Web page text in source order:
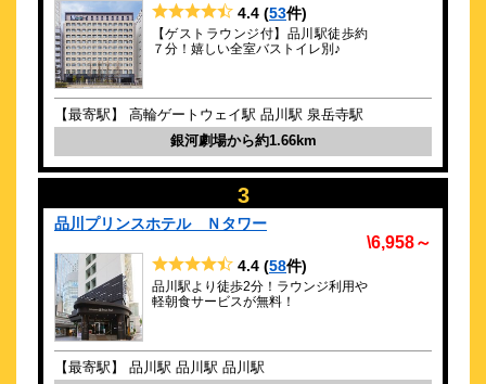
品川駅直結。新幹線改札口から出てすぐ。羽田空港へも電車で
一本！
約 1.27 km
スーパーホテル品川・青物横丁 高濃度
炭酸泉 銀杏の湯
\3,750～
110
チェックイン&アウト当日の荷物預かり無料!!都内アクセス◎
約 1.29 km
東横ＩＮＮ品川駅高輪口
4.4 (53件)
【ゲストラウンジ付】品川駅徒歩約
７分！嬉しい全室バストイレ別♪
【最寄駅】 高輪ゲートウェイ駅 品川駅 泉岳寺駅
銀河劇場から約1.66km
3
品川プリンスホテル Ｎタワー
\6,958～
4.4 (58件)
品川駅より徒歩2分！ラウンジ利用や
軽朝食サービスが無料！
【最寄駅】 品川駅 品川駅 品川駅